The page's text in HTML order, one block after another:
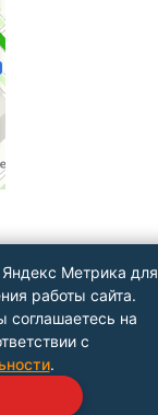
Метрика для
работы сайта.
соглашаетесь на
с
.